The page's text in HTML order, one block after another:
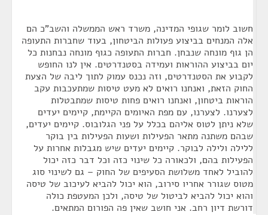
חשוב לומר שגופי המדינה, משרד ראש הממשלה והשב"כ הם
אלה המנחים בביצוע פעולות הביטחון, בעוד שחברות התעופה
הן גוף מונחה שנבחן. חברות התעופה כגוף מונחה נבחנות כל
יום בביצוע ההוראות ועמידה בסטנדרטים. אין לנו החופש
לקבוע את הסטנדרטים, וזה נכנס עמוק לתוך ליבה של הצעת
החוק הזאת, ואנחנו רואים לא מעט טיסות שמתעכבות עקב
הוראות ביטחון, ואנחנו רואים פחות טיסות שמתבטלות
לצערנו. לצערנו, עם מפת האיומים הקיימת, קיימים יעדים
שלא ניתן לטוס אליהם בכלל על פני הגלובוס. קיימים יעדים,
שבהם משתנה מתאר הפעילות ושעות הפעילות בין בוקר
ללילה ולילה לבוקר. קיימים יעדים שיש מגבלות אחרות על
הפעילות בהם, ולכאורה כל שינוי כזה וכל דבר כזה יכול
להוביל לאחד משלושת הסעיפים של החוק – גם לשינוי סוג
מטוס שגורר אחריו סירוב, הוא יכול להביא לעיכוב של טיסה
והוא יכול להביא לביטול של טיסה, ולכן המעטפת כולה
דורשת דיון רחב. אני חושב שאין פה הפורום המתאים.